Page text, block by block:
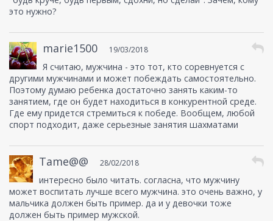
это нужно?
marie1500 19/03/2018
Я считаю, мужчина - это тот, кто соревнуется с
другими мужчинами и может побеждать самостоятельно.
Поэтому думаю ребенка достаточно занять каким-то
занятием, где он будет находиться в конкурентной среде.
Где ему придется стремиться к победе. Вообщем, любой
спорт подходит, даже серьезные занятия шахматами
Tame@@ 28/02/2018
интересно было читать. согласна, что мужчину
может воспитать лучше всего мужчина. это очень важно, у
мальчика должен быть пример. да и у девочки тоже
должен быть пример мужской.